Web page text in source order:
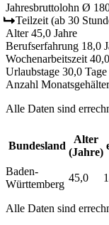
Jahresbruttolohn Ø
Teilzeit (ab 30
Alter 45,0 Jahre
Berufserfahrung 18,0
Wochenarbeitszeit
Urlaubstage 30,0 Tage
Anzahl Monatsgehälter
Alle Daten sind
Bundesland
Alter
(Jahre)
Baden-
Württemberg
45,0
Alle Daten sind